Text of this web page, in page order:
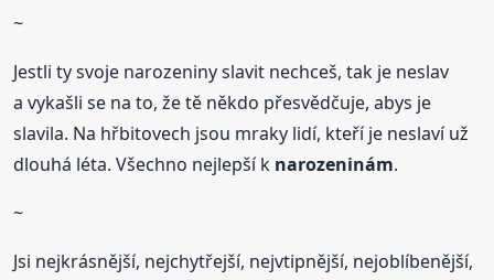
~
Jestli ty svoje narozeniny slavit nechceš, tak je neslav
a vykašli se na to, že tě někdo přesvědčuje, abys je
slavila. Na hřbitovech jsou mraky lidí, kteří je neslaví už
dlouhá léta. Všechno nejlepší k narozeninám.
~
Jsi nejkrásnější, nejchytřejší, nejvtipnější, nejoblíbenější,